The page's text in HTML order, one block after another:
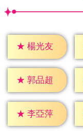
★ 楊光友
★ 郭品超
★ 李亞萍